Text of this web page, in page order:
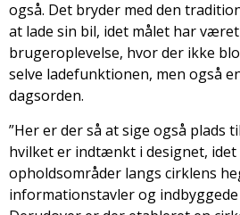
også. Det bryder med den
at lade sin bil, idet målet har
brugeroplevelse, hvor der ikke
selve ladefunktionen, men også
dagsorden.
”Her er der så at sige også plads
hvilket er indtænkt i designet,
opholdsområder langs cirklens
informationstavler og indbyggede